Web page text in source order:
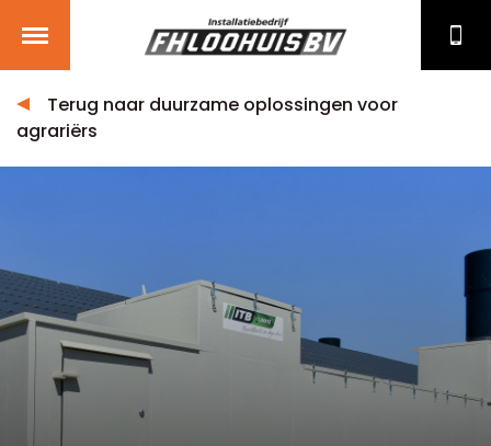
Terug naar duurzame oplossingen voor
agrariërs